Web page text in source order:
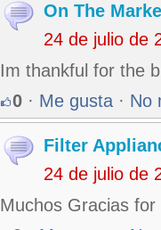
On The
24 de julio de
Im thankful for the
0 · Me gusta · No
Filter
24 de julio de
Muchos Gracias